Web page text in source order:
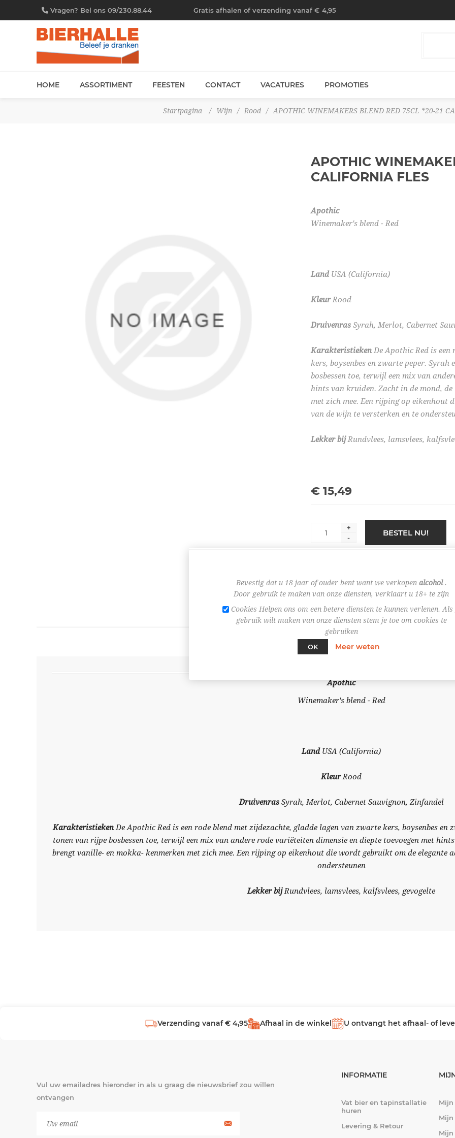
Vragen? Bel ons 09/230.88.44 Gratis afhalen of verzending vanaf € 4,95
HOME ASSORTIMENT FEESTEN CONTACT VACATURES PROMOTIES
Startpagina / Wijn / Rood / APOTHIC WINEMAKERS BLEND RED 75CL *20-21
APOTHIC
CALIFORNIA FLES
Apothic
Winemaker's blend - Red
Land USA (California)
Kleur Rood
Druivenras Syrah, Merlot, Cabernet
Karakteristieken De Apothic Red is
kers, boysenbes en zwarte peper.
bosbessen toe, terwijl een mix van
hints van kruiden. Zacht in de mond,
met zich mee. Een rijping op
van de wijn te versterken en te
Lekker bijRundvlees, lamsvlees,
€ 15,49
+
-
BESTEL NU!
OVERVIEW
Apothic
Winemaker's blend - Red
LandUSA (California)
Kleur Rood
DruivenrasSyrah, Merlot, Cabernet Sauvignon, Zinfandel
KarakteristiekenDe Apothic Red is een rode blend met zijdezachte, gladde lagen van zwarte kers, boysenbes
tonen van rijpe bosbessen toe, terwijl een mix van andere rode variëteiten dimensie en diepte toevoegen met
brengt vanille- en mokka- kenmerken met zich mee. Een rijping op eikenhout die wordt gebruikt om de
ondersteunen
Lekker bijRundvlees, lamsvlees, kalfsvlees, gevogelte
Verzending vanaf € 4,95 Afhaal in de winkel U ontvangt het afhaal- of
Vul uw emailadres hieronder in als u graag de nieuwsbrief zou willen
ontvangen
INFORMATIE
Vat bier en tapinstallatie
huren
Levering & Retour
Mijn
Mijn
Bevestig dat u 18 jaar of ouder bent want we verkopen alcohol.
Door gebruik te maken van onze diensten, verklaart u 18+ te zijn
Cookies Helpen ons om een betere diensten te kunnen verlenen. Als
gebruik wilt maken van onze diensten stem je toe om cookies te
gebruiken
OK
Meer weten